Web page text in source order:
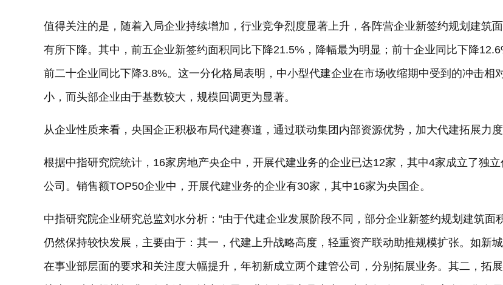
值得关注的是，随着入局企业持续增加，行业竞争烈度显著上升，各阵营企业新签约规划建筑
有所下降。其中，前五企业新签约面积同比下降21.5%，降幅最为明显；前十企业同比下降
前二十企业同比下降3.8%。这一分化格局表明，中小型代建企业在市场收缩期中受到的冲击相
小，而头部企业由于基数较大，规模回调更为显著。
从企业性质来看，央国企正积极布局代建赛道，通过联动集团内部资源优势，加大代建拓展力度
根据中指研究院统计，16家房地产央企中，开展代建业务的企业已达12家，其中4家成立了独立
公司。销售额TOP50企业中，开展代建业务的企业有30家，其中16家为央国企。
中指研究院企业研究总监刘水分析：“由于代建企业发展阶段不同，部分企业新签约规划建筑面
仍然保持较快发展，主要由于：其一，代建上升战略高度，轻重资产联动助推规模扩张。如新
在事业部层面的要求和关注度大幅提升，年初新成立两个建管公司，分别拓展业务。其二，拓